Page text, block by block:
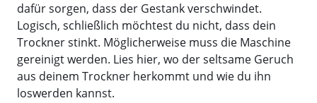
dafür sorgen, dass der Gestank verschwindet.
Logisch, schließlich möchtest du nicht, dass dein
Trockner stinkt. Möglicherweise muss die Maschine
gereinigt werden. Lies hier, wo der seltsame Geruch
aus deinem Trockner herkommt und wie du ihn
loswerden kannst.